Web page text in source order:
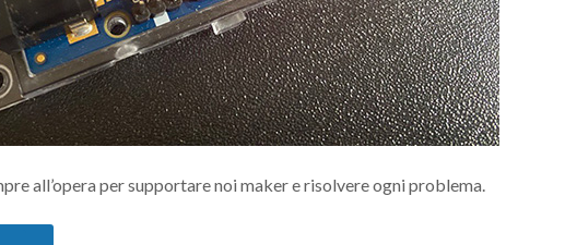
all’opera per supportare noi maker e risolvere ogni problema.